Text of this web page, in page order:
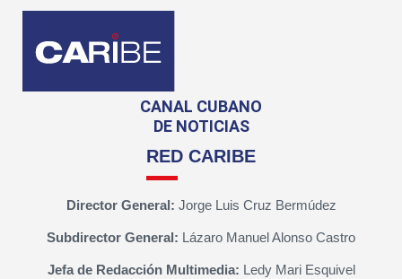
CANAL CUBANO
DE NOTICIAS
RED CARIBE
Director General: Jorge Luis Cruz Bermúdez
Subdirector General: Lázaro Manuel Alonso Castro
Jefa de Redacción Multimedia: Ledy Mari Esquivel